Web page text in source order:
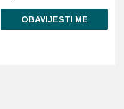
OBAVIJESTI ME